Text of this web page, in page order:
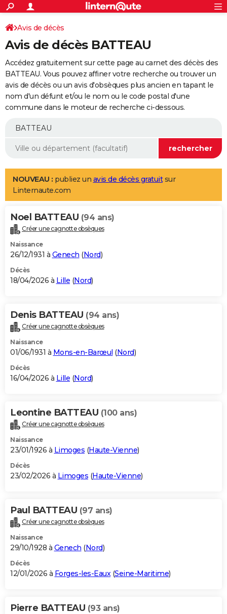
ACTUALITÉS
Politique
Société
Faits Divers
Education
Monde
Villes
+
SPORT
Coupe du monde 2026
Football
Tennis
Cyclisme
Rugby
Forum
Programme TV
TNT
Streaming
Cinéma
Sorties cinéma
Musique
+
FINANCE
Retraite
Epargne
Immobilier
Risques naturels par ville
Banque
Assurance
AUTO
Essais
Réserver un essai
Citadines
Berlines
SUV
Forum auto
+
Mobiles
Meilleur smartphone
Internet
Ordinateurs
Jeux vidéo
Guide high-tech
Aménagement intérieur
LIFESTYLE
Art de vivre
Bien-être
Loisirs
Mode
Modes de vie
Alimentation
Guide de la santé
Maladies
Médicaments
Sommeil
VOYAGE
Destinations
City break
Voyage nature
Voyage de noces
Forum
Climat
+PHOTO
GUIDES D'ACHAT
BONS PLANS
Carte de Noël
Carte Bonne année
Carte Saint-Valentin
Carte Pâques
Carte d'anniversaire
DICTIONNAIRE
Dictionnaire
Biographies
Citations
Expressions
Proverbes
PROGRAMME TV
S'inscrire
Se connecter
Lycées
Collèges
Primaires
Universités
Entreprises
Service militaire
Avis de recherche
AVIS DE DÉCÈS
Bricolage
Lifestyle
Culture
Sport
Auto
Television
Voyage
Cinema
Avis de décès
Avis de décès BATTEAU
Accédez gratuitement sur cette page au carnet des décès des
BATTEAU. Vous pouvez affiner votre recherche ou trouver un
avis de décès ou un avis d'obsèques plus ancien en tapant le
nom d'un défunt et/ou le nom ou le code postal d'une
commune dans le moteur de recherche ci-dessous.
NOUVEAU : publiez un avis de décès gratuitsur
Linternaute.com
Noel BATTEAU (94 ans)
Créer une cagnotte obsèques
Naissance
26/12/1931 à Genech (Nord)
Décès
18/04/2026 à Lille (Nord)
Denis BATTEAU (94 ans)
Créer une cagnotte obsèques
Naissance
01/06/1931 à Mons-en-Barœul (Nord)
Décès
16/04/2026 à Lille (Nord)
Leontine BATTEAU (100 ans)
Créer une cagnotte obsèques
Naissance
23/01/1926 à Limoges (Haute-Vienne)
Décès
23/02/2026 à Limoges (Haute-Vienne)
Paul BATTEAU (97 ans)
Créer une cagnotte obsèques
Naissance
29/10/1928 à Genech (Nord)
Décès
12/01/2026 à Forges-les-Eaux (Seine-Maritime)
Pierre BATTEAU (93 ans)